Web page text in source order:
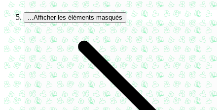
Afficher les éléments masqués